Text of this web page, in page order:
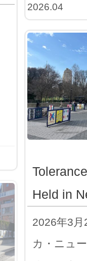
2026.04
Held in
2026年3
カ・ニュ